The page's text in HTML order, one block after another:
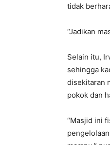
tidak
“Jadikan
Selain itu,
sehingga
disekitaran
pokok dan
“Masjid ini